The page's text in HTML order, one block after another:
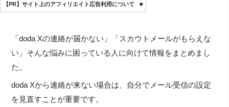
【PR】サイト上のアフィリエイト広告利用について
「doda Xの連絡が届かない」「スカウトメールがもらえな
い」そんな悩みに困っている人に向けて情報をまとめまし
た。
doda Xから連絡が来ない場合は、自分でメール受信の設定
を見直すことが重要です。